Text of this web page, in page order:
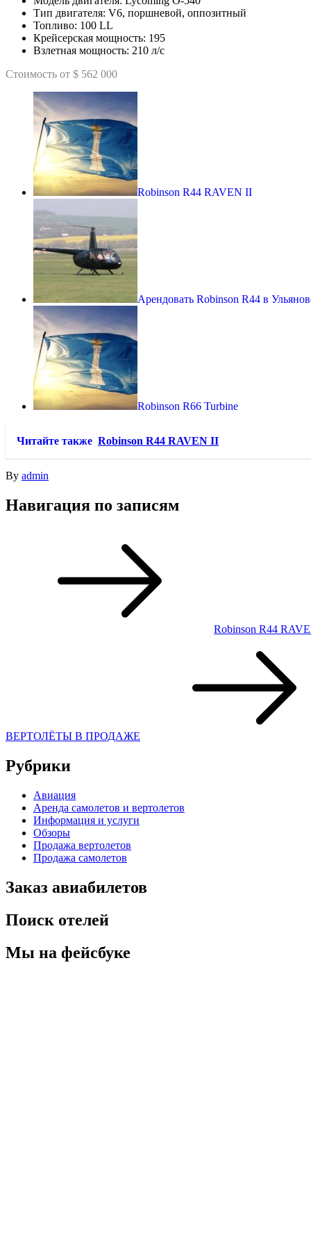
Тип двигателя: V6, поршневой, оппозитный
Топливо: 100 LL
Крейсерская мощность: 195
Взлетная мощность: 210 л/с
Стоимость от $ 562 000
Robinson R44 RAVEN II
Арендовать Robinson R44 в
Robinson R66 Turbine
Читайте также Robinson R44 RAVEN II
By admin
Навигация по записям
Robinson R44
ВЕРТОЛЁТЫ В ПРОДАЖЕ
Рубрики
Авиация
Аренда самолетов и вертолетов
Информация и услуги
Обзоры
Продажа вертолетов
Продажа самолетов
Заказ авиабилетов
Поиск отелей
Мы на фейсбуке